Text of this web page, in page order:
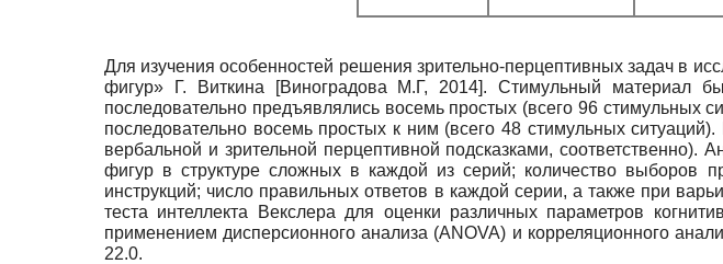
Для изучения особенностей решения зрительно-перцептивных задач в
фигур» Г. Виткина
[Виноградова М.Г, 2014]. Стимульный материал
последовательно предъявлялись восемь простых (всего 96 стимульных
последовательно восемь простых к ним (всего 48 стимульных
вербальной и зрительной перцептивной подсказками, соответственно).
фигур в структуре сложных в каждой из серий; количество выборов
инструкций; число правильных ответов в каждой серии, а также при
теста интеллекта Векслера для оценки различных параметров
применением дисперсионного анализа (ANOVA) и корреляционного
22.0.